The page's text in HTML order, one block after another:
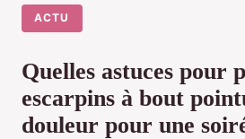
ACTU
Quelles astuces pour
escarpins à bout
douleur pour une